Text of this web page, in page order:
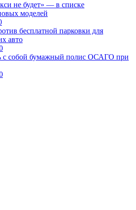
не будет» — в списке
моделей
бесплатной парковки для
авто
с собой бумажный полис ОСАГО при